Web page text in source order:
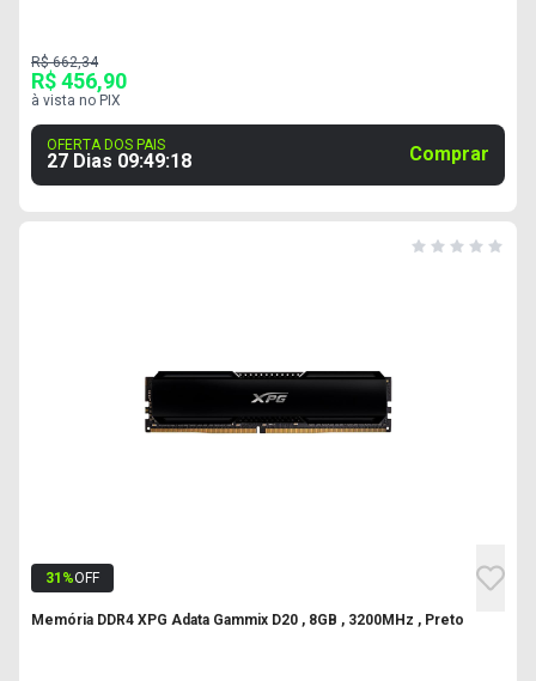
R$ 662,34
R$ 456,90
à vista no PIX
OFERTA DOS PAIS
27 Dias 09:49:17 Comprar
31 %OFF
Memória DDR4 XPG Adata Gammix D20 , 8GB , 3200MHz , Preto